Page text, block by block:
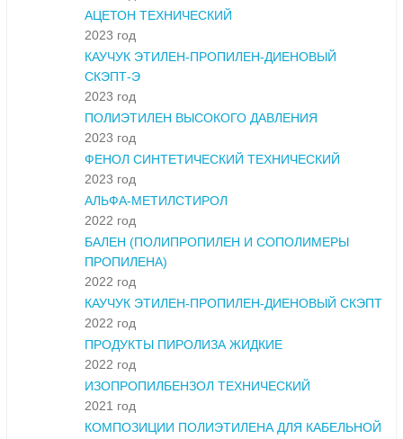
АЦЕТОН ТЕХНИЧЕСКИЙ
2023 год
КАУЧУК ЭТИЛЕН-ПРОПИЛЕН-ДИЕНОВЫЙ
СКЭПТ-Э
2023 год
ПОЛИЭТИЛЕН ВЫСОКОГО ДАВЛЕНИЯ
2023 год
ФЕНОЛ СИНТЕТИЧЕСКИЙ ТЕХНИЧЕСКИЙ
2023 год
АЛЬФА-МЕТИЛСТИРОЛ
2022 год
БАЛЕН (ПОЛИПРОПИЛЕН И СОПОЛИМЕРЫ
ПРОПИЛЕНА)
2022 год
КАУЧУК ЭТИЛЕН-ПРОПИЛЕН-ДИЕНОВЫЙ СКЭПТ
2022 год
ПРОДУКТЫ ПИРОЛИЗА ЖИДКИЕ
2022 год
ИЗОПРОПИЛБЕНЗОЛ ТЕХНИЧЕСКИЙ
2021 год
КОМПОЗИЦИИ ПОЛИЭТИЛЕНА ДЛЯ КАБЕЛЬНОЙ